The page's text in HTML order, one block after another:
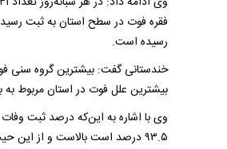
رسیده است.
بیشترین علل فوت در استان مربوط
۹۳.۵ درصد است بالاست و از این حیث گیلان در کشور رتبه اول را داراست.